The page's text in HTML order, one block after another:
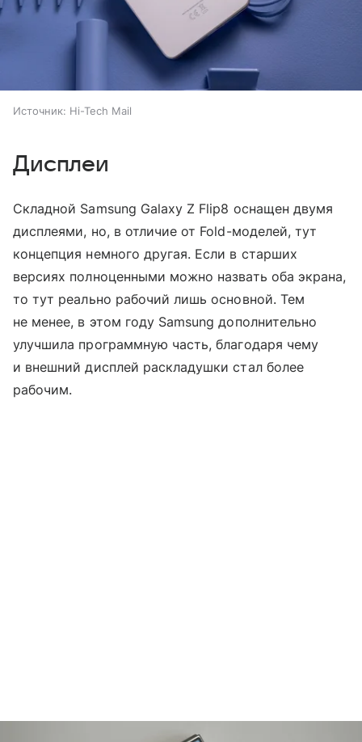
Источник: Hi-Tech Mail
Дисплеи
Складной Samsung Galaxy Z Flip8 оснащен двумя
дисплеями, но, в отличие от Fold-моделей, тут
концепция немного другая. Если в старших
версиях полноценными можно назвать оба экрана,
то тут реально рабочий лишь основной. Тем
не менее, в этом году Samsung дополнительно
улучшила программную часть, благодаря чему
и внешний дисплей раскладушки стал более
рабочим.